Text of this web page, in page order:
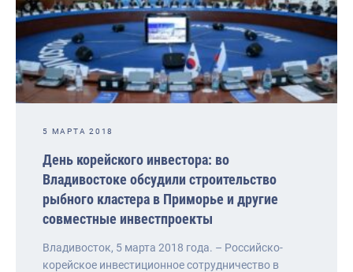
5 МАРТА 2018
День корейского инвестора: во
Владивостоке обсудили строительство
рыбного кластера в Приморье и другие
совместные инвестпроекты
Владивосток, 5 марта 2018 года. – Российско-
корейское инвестиционное сотрудничество в